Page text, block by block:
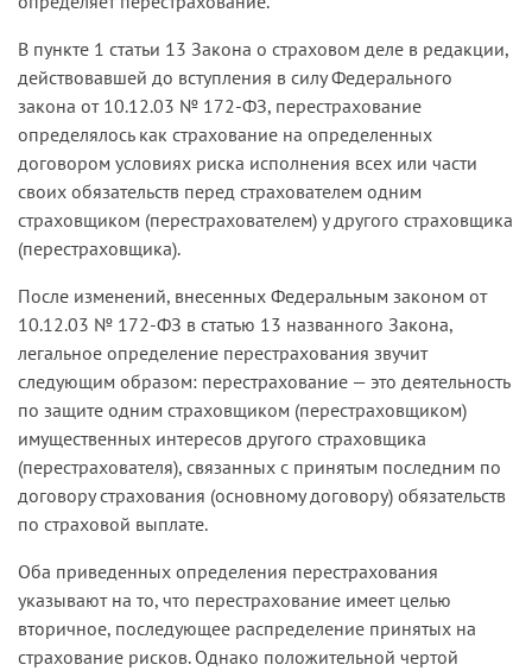
В пункте 1 статьи 13 Закона о страховом деле в редакции,
действовавшей до вступления в силу Федерального
закона от 10.12.03 № 172-ФЗ, перестрахование
определялось как страхование на определенных
договором условиях риска исполнения всех или части
своих обязательств перед страхователем одним
страховщиком (перестрахователем) у другого страховщика
(перестраховщика).
После изменений, внесенных Федеральным законом от
10.12.03 № 172-ФЗ в статью 13 названного Закона,
легальное определение перестрахования звучит
следующим образом: перестрахование — это деятельность
по защите одним страховщиком (перестраховщиком)
имущественных интересов другого страховщика
(перестрахователя), связанных с принятым последним по
договору страхования (основному договору) обязательств
по страховой выплате.
Оба приведенных определения перестрахования
указывают на то, что перестрахование имеет целью
вторичное, последующее распределение принятых на
страхование рисков. Однако положительной чертой